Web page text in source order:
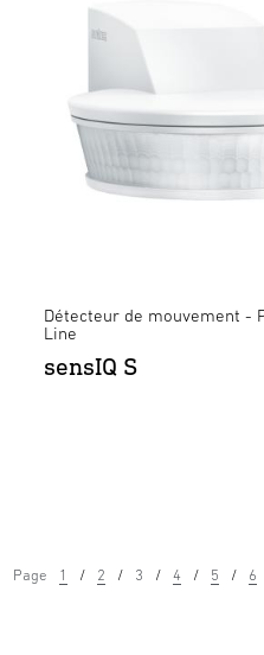
Détecteur de mouvement -
Line
sensIQ S
Page 1 2 3 4 5 6